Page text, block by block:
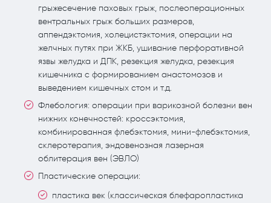
грыжесечение паховых грыж, послеоперационных
вентральных грыж больших размеров,
аппендэктомия, холецистэктомия, операции на
желчных путях при ЖКБ, ушивание перфоративной
язвы желудка и ДПК, резекция желудка, резекция
кишечника с формированием анастомозов и
выведением кишечных стом и т.д.
Флебология: операции при варикозной болезни вен
нижних конечностей: кроссэктомия,
комбинированная флебэктомия, мини-флебэктомия,
склеротерапия, эндовенозная лазерная
облитерация вен (ЭВЛО)
Пластические операции:
пластика век (классическая блефаропластика